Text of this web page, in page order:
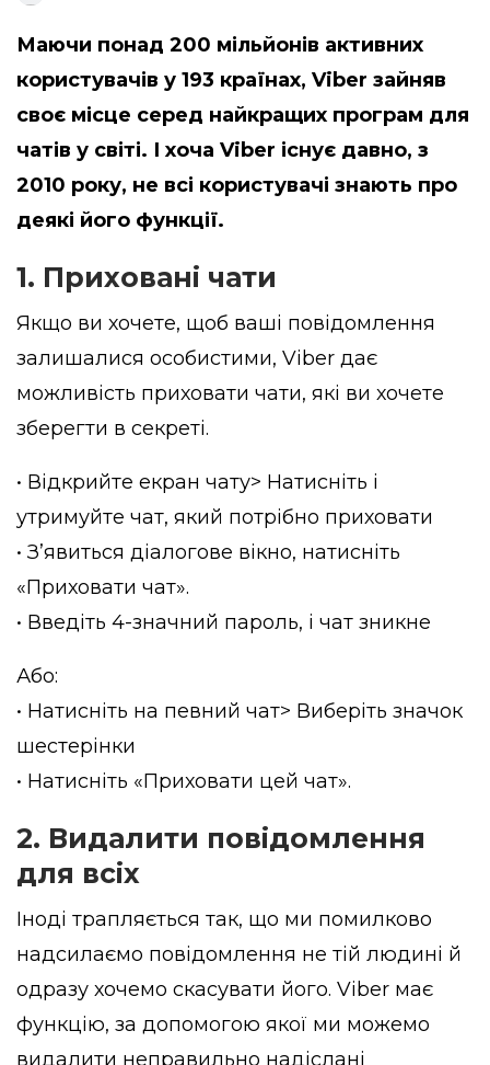
Маючи понад 200 мільйонів активних
користувачів у 193 країнах, Viber зайняв
своє місце серед найкращих програм для
чатів у світі. І хоча Viber існує давно, з
2010 року, не всі користувачі знають про
деякі його функції.
1. Приховані чати
Якщо ви хочете, щоб ваші повідомлення
залишалися особистими, Viber дає
можливість приховати чати, які ви хочете
зберегти в секреті.
• Відкрийте екран чату> Натисніть і
утримуйте чат, який потрібно приховати
• З’явиться діалогове вікно, натисніть
«Приховати чат».
• Введіть 4-значний пароль, і чат зникне
Або:
• Натисніть на певний чат> Виберіть значок
шестерінки
• Натисніть «Приховати цей чат».
2. Видалити повідомлення
для всіх
Іноді трапляється так, що ми помилково
надсилаємо повідомлення не тій людині й
одразу хочемо скасувати його. Viber має
функцію, за допомогою якої ми можемо
видалити неправильно надіслані